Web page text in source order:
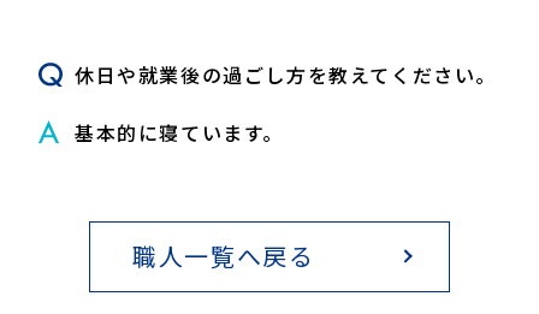
休日や就業後の過ごし方を教えてください。
基本的に寝ています。
職人一覧へ戻る